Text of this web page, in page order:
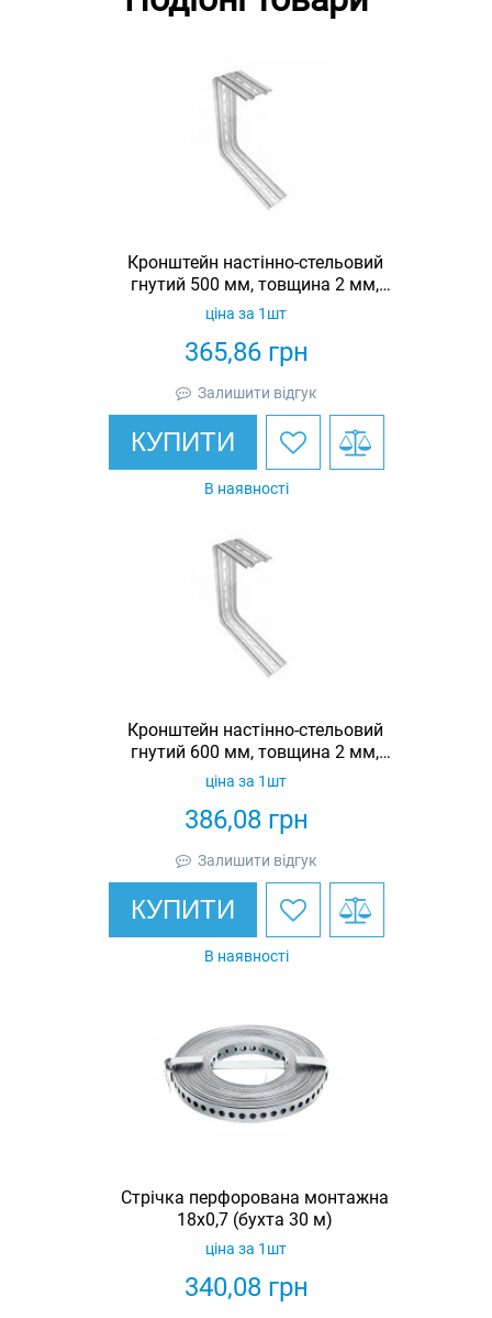
Кронштейн настінно-стельовий
гнутий 500 мм, товщина 2 мм,
гарячеоцинкований, Eurotray
365,86грн
ціна за 1шт
Залишити відгук
КУПИТИ
В наявності
Кронштейн настінно-стельовий
гнутий 600 мм, товщина 2 мм,
гарячеоцинкований, Eurotray
386,08грн
ціна за 1шт
Залишити відгук
КУПИТИ
В наявності
Стрічка перфорована монтажна
18х0,7 (бухта 30 м)
340,08грн
ціна за 1шт